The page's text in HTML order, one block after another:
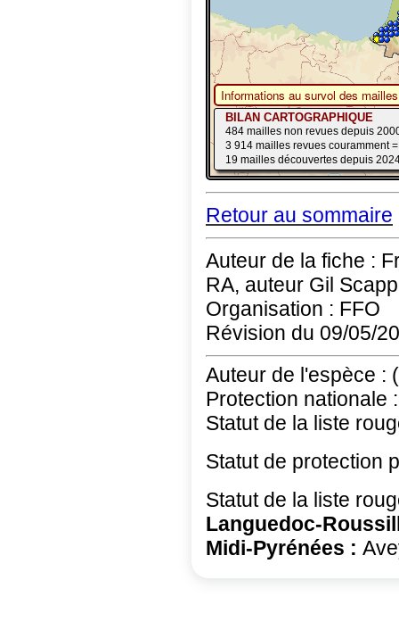
Retour au sommaire
Auteur de la fiche :
RA, auteur Gil
Organisation : FFO
Révision du 09/05/
Auteur de l'espèce :
Protection nationale :
Statut de la liste
Statut de protection
Statut de la liste
Languedoc-
Midi-Pyrénées :